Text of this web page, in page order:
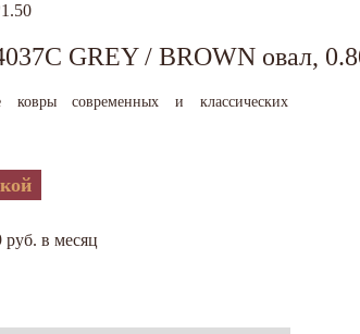
GREY / BROWN овал,
ковры современных и классических
руб. в месяц